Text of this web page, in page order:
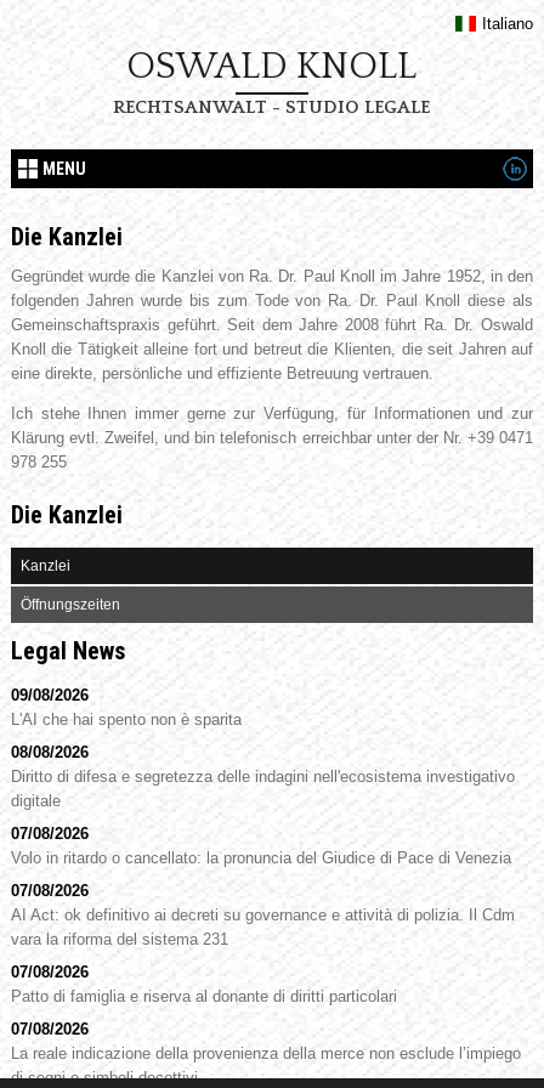
Italiano
OSWALD KNOLL
RECHTSANWALT - STUDIO LEGALE
MENU
Die Kanzlei
Gegründet wurde die Kanzlei von Ra. Dr. Paul Knoll im Jahre 1952, in den
folgenden Jahren wurde bis zum Tode von Ra. Dr. Paul Knoll diese als
Gemeinschaftspraxis geführt. Seit dem Jahre 2008 führt Ra. Dr. Oswald
Knoll die Tätigkeit alleine fort und betreut die Klienten, die seit Jahren auf
eine direkte, persönliche und effiziente Betreuung vertrauen.
Ich stehe Ihnen immer gerne zur Verfügung, für Informationen und zur
Klärung evtl. Zweifel, und bin telefonisch erreichbar unter der Nr. +39 0471
978 255
Die Kanzlei
Kanzlei
Öffnungszeiten
Legal News
09/08/2026
L'AI che hai spento non è sparita
08/08/2026
Diritto di difesa e segretezza delle indagini nell'ecosistema investigativo
digitale
07/08/2026
Volo in ritardo o cancellato: la pronuncia del Giudice di Pace di Venezia
07/08/2026
AI Act: ok definitivo ai decreti su governance e attività di polizia. Il Cdm
vara la riforma del sistema 231
07/08/2026
Patto di famiglia e riserva al donante di diritti particolari
07/08/2026
La reale indicazione della provenienza della merce non esclude l’impiego
di segni o simboli decettivi